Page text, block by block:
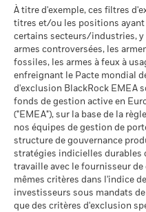
Les informations du tableau
communiquées pour les
depuis moins de 12 mois.
BlackRock a pour politique
relatives aux performances
d'un mois. Concrètement,
entre le 01/01/2019 et le
publiques à compter du 01/
Le pourcentage de prêt
la baisse au fil du temps.
L’activité de prêt de titres
Le scénario de tension
dans des situations de
MSCI - Charbon thermique
au 06/août/2026
MSCI - Sables bitumineux
au 06/août/2026
Données sur la
participation aux secteurs
d'activité
au 06/août/2026
Pourcentage des avoirs du
fonds à l'égard desquels
des données ne sont pas
disponibles
Belgium^France)
Sustainability
(en)
Sustainability
(fr)
Voir tous les
À titre d'exemple, ces filtres
titres et/ou les positions
certains secteurs/industries, y
armes controversées, les
fossiles, les armes à feux à
enfreignant le Pacte mondial
d'exclusion BlackRock EMEA
fonds de gestion active en
("EMEA"), sur la base de la
nos équipes de gestion de
structure de gouvernance
stratégies indicielles durables
travaille avec le fournisseur
mêmes critères dans l'indice
investisseurs sous mandats
que des critères d'exclusion